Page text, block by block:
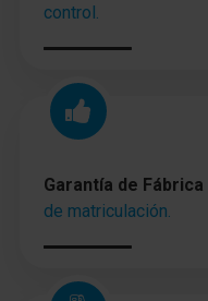
control.
Garantía de Fábrica
de matriculación.